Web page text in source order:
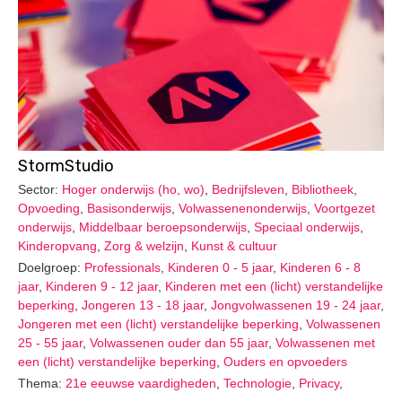
StormStudio
Sector: Hoger onderwijs (ho, wo) Bedrijfsleven Bibliotheek
Opvoeding
Basisonderwijs Volwassenenonderwijs Voortgezet
onderwijs Middelbaar beroepsonderwijs Speciaal onderwijs
Kinderopvang Zorg & welzijn
Kunst & cultuur
Doelgroep: Professionals Kinderen 0 - 5 jaar, Kinderen 6 - 8
jaar, Kinderen 9 - 12 jaar, Kinderen met een (licht) verstandelijke
beperking Jongeren 13 - 18 jaar, Jongvolwassenen 19 - 24 jaar,
Jongeren met een (licht) verstandelijke beperking Volwassenen
25 - 55 jaar, Volwassenen ouder dan 55 jaar, Volwassenen met
een (licht) verstandelijke beperking Ouders en opvoeders
Thema: 21e eeuwse vaardigheden Technologie Privacy,